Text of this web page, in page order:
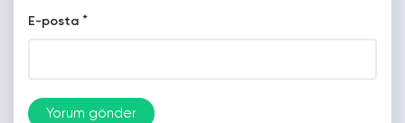
E-posta *